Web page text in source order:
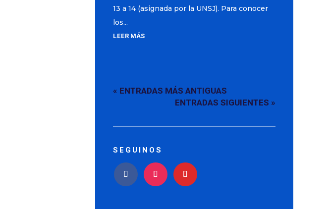
13 a 14 (asignada por la UNSJ). Para conocer
los...
LEER MÁS
« ENTRADAS MÁS ANTIGUAS
ENTRADAS SIGUIENTES »
SEGUINOS